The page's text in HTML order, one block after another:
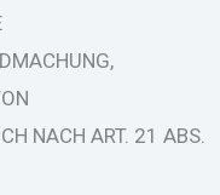
NACH ART. 21 ABS.